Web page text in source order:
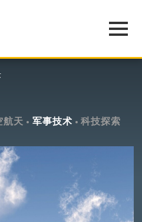
航天 军事技术 科技探索